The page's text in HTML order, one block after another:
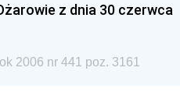
z dnia 30 czerwca
Dziennik Urzędowy Województwa Świętokrzyskiego rok 2006 nr 441 poz. 3161